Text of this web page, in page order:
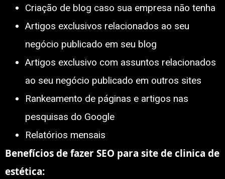
Criação de blog caso sua empresa nāo tenha
Artigos exclusivos relacionados ao seu
negócio publicado em seu blog
Artigos exclusivo com assuntos relacionados
ao seu negócio publicado em outros sites
Rankeamento de páginas e artigos nas
pesquisas do Google
Relatórios mensais
Benefícios de fazer SEO para site de clinica de
estética: